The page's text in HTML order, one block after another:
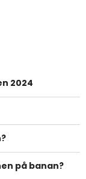
2024
på banan?